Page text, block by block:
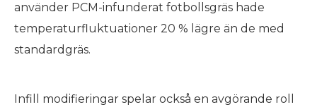
använder PCM-infunderat fotbollsgräs hade
temperaturfluktuationer 20 % lägre än de med
standardgräs.
Infill modifieringar spelar också en avgörande roll